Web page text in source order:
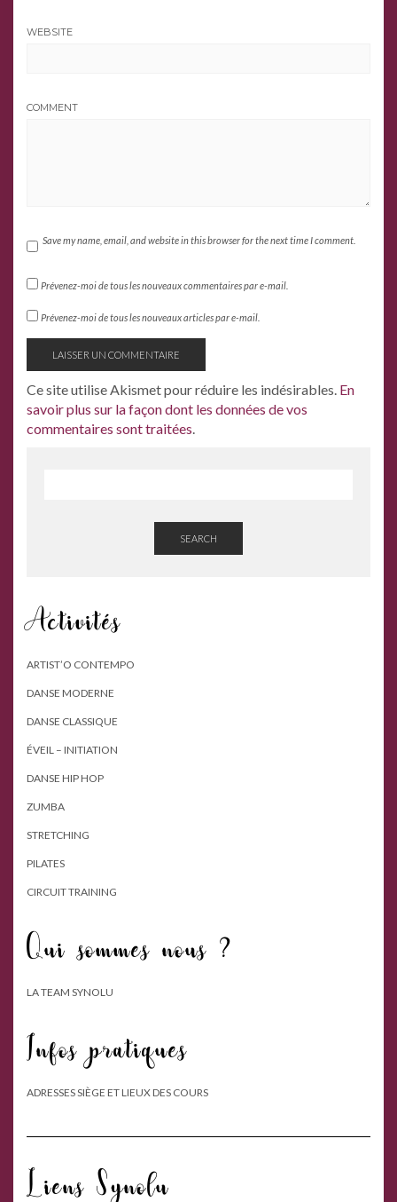
WEBSITE
COMMENT
Save my name, email, and website in this browser for the next time I comment.
Prévenez-moi de tous les nouveaux commentaires par e-mail.
Prévenez-moi de tous les nouveaux articles par e-mail.
Ce site utilise Akismet pour réduire les indésirables. En
savoir plus sur la façon dont les données de vos
commentaires sont traitées
SEARCH
Activités
ARTIST’O CONTEMPO
DANSE MODERNE
DANSE CLASSIQUE
ÉVEIL – INITIATION
DANSE HIP HOP
ZUMBA
STRETCHING
PILATES
CIRCUIT TRAINING
Qui sommes nous ?
LA TEAM SYNOLU
Infos pratiques
ADRESSES SIÈGE ET LIEUX DES COURS
Liens Synolu